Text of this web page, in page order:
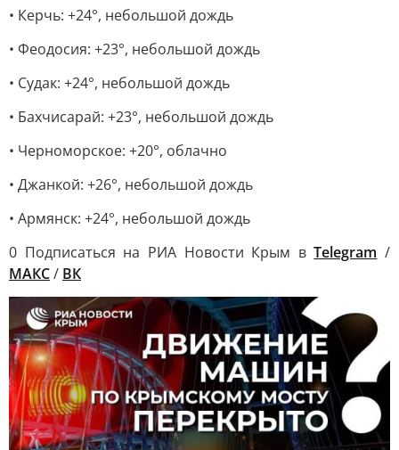
• Керчь: +24°, небольшой дождь
• Феодосия: +23°, небольшой дождь
• Судак: +24°, небольшой дождь
• Бахчисарай: +23°, небольшой дождь
• Черноморское: +20°, облачно
• Джанкой: +26°, небольшой дождь
• Армянск: +24°, небольшой дождь
0 Подписаться на РИА Новости Крым вTelegram /
МАКС/ ВК